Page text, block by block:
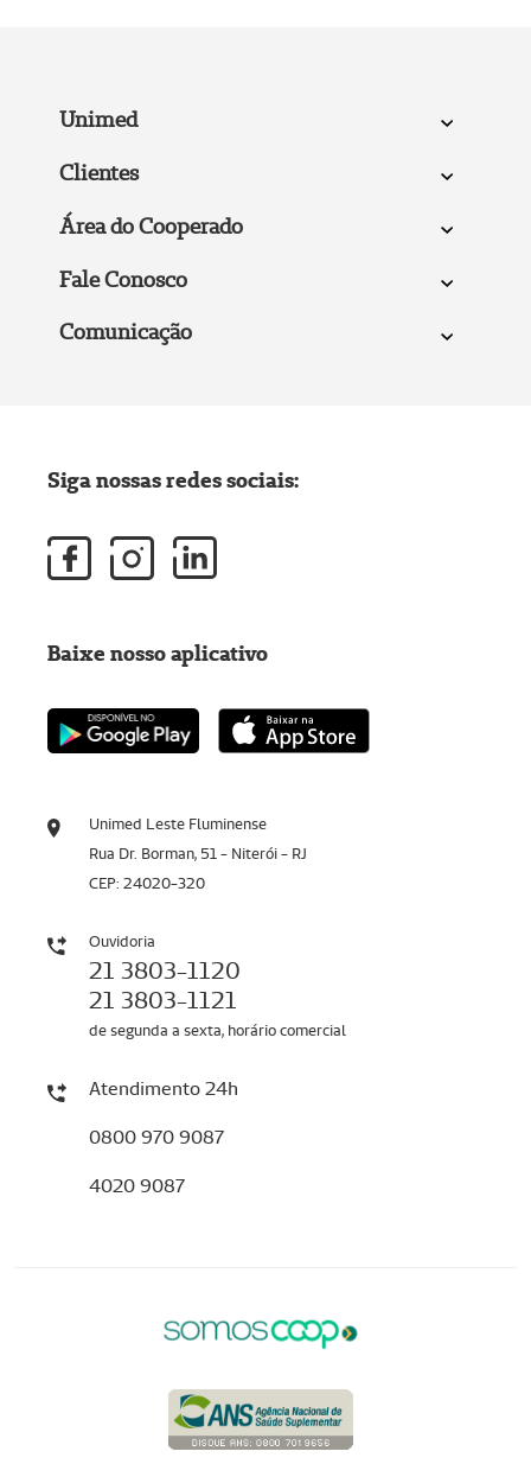
Unimed
Clientes
Área do Cooperado
Fale Conosco
Comunicação
Unimed Leste Fluminense
Rua Dr. Borman, 51 - Niterói - RJ
CEP: 24020-320
Ouvidoria
21 3803-1120
21 3803-1121
de segunda a sexta, horário comercial
Atendimento 24h
0800 970 9087
4020 9087
Siga nossas redes sociais:
Baixe nosso aplicativo